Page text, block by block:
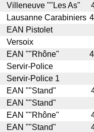
Villeneuve ""Les As"
Lausanne Carabiniers
EAN Pistolet
Versoix
EAN ""Rhône"
Servir-Police
Servir-Police 1
EAN ""Stand"
EAN ""Stand"
EAN ""Rhône"
EAN ""Stand"